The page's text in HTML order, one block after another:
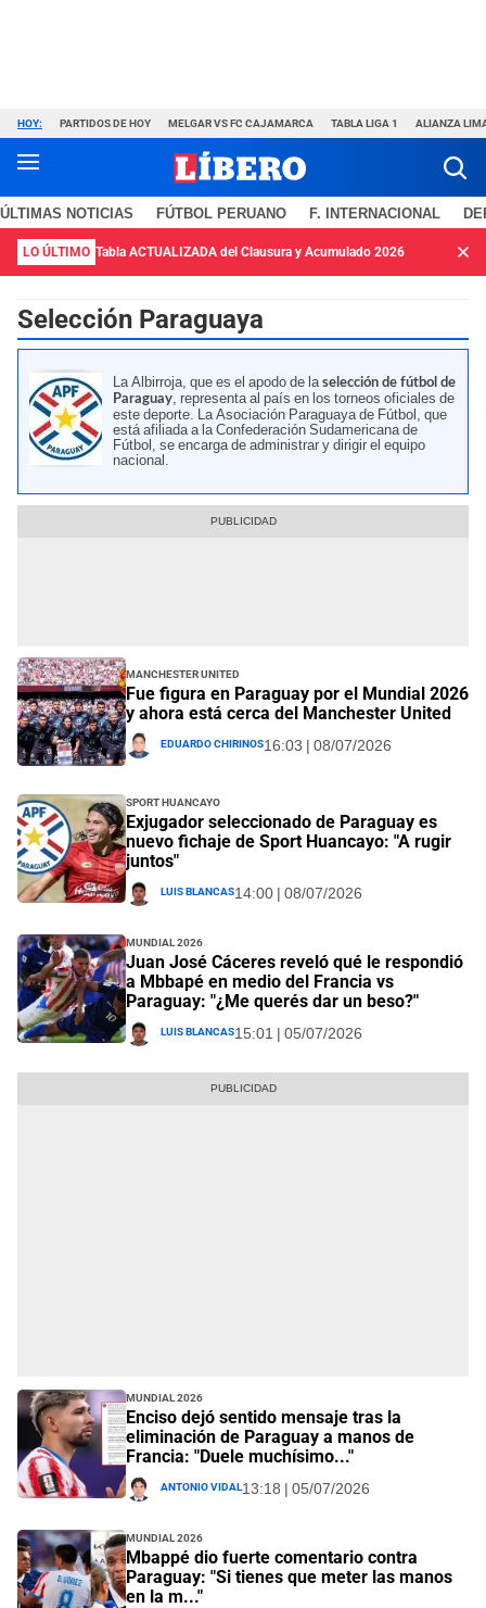
HOY: PARTIDOS DE HOY MELGAR VS FC CAJAMARCA TABLA LIGA 1 ALIANZA
ÚLTIMAS NOTICIAS FÚTBOL PERUANO F. INTERNACIONAL
LO ÚLTIMO Tabla ACTUALIZADA del Clausura y Acumulado 2026
Selección Paraguaya
La Albirroja, que es el apodo de laselección de fútbol de
Paraguay , representa al país en los torneos oficiales de
este deporte. La Asociación Paraguaya de Fútbol, que
está afiliada a la Confederación Sudamericana de
Fútbol, se encarga de administrar y dirigir el equipo
nacional.
Manchester United
Fue figura en Paraguay por el Mundial 2026
y ahora está cerca del Manchester United
Eduardo Chirinos16:03 | 08/07/2026
Sport Huancayo
Exjugador seleccionado de Paraguay es
nuevo fichaje de Sport Huancayo: "A rugir
juntos"
Luis Blancas14:00 | 08/07/2026
Mundial 2026
Juan José Cáceres reveló qué le respondió
a Mbbapé en medio del Francia vs
Paraguay: "¿Me querés dar un beso?"
Luis Blancas15:01 | 05/07/2026
Mundial 2026
Enciso dejó sentido mensaje tras la
eliminación de Paraguay a manos de
Francia: "Duele muchísimo..."
Antonio Vidal13:18 | 05/07/2026
Mundial 2026
Mbappé dio fuerte comentario contra
Paraguay: "Si tienes que meter las manos
en la m..."